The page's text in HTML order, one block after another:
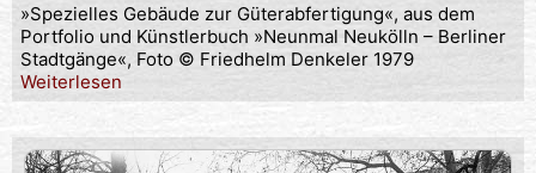
»Spezielles Gebäude zur Güterabfertigung«, aus dem
Portfolio und Künstlerbuch »Neunmal Neukölln – Berliner
Stadtgänge«, Foto © Friedhelm Denkeler 1979
Weiterlesen